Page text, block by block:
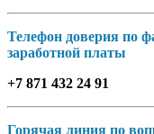
Телефон доверия по
заработной платы
+7 871 432 24 91
Горячая линия по